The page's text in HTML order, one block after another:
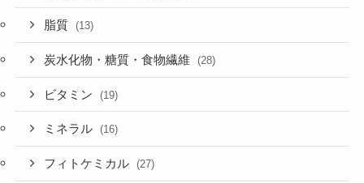
脂質 (13)
炭水化物・糖質・食物繊維 (28)
ビタミン (19)
ミネラル (16)
フィトケミカル (27)